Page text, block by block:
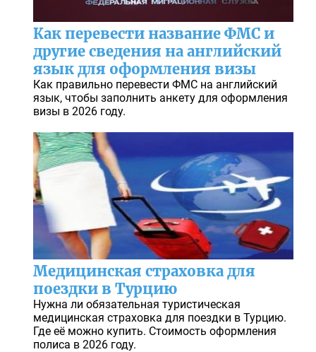
Как перевести название ФМС и
другие сведения на английский
язык для оформления визы
Как правильно перевести ФМС на английский
язык, чтобы заполнить анкету для оформления
визы в 2026 году.
Медицинская страховка для
поездки в Турцию
Нужна ли обязательная туристическая
медицинская страховка для поездки в Турцию.
Где её можно купить. Стоимость оформления
полиса в 2026 году.